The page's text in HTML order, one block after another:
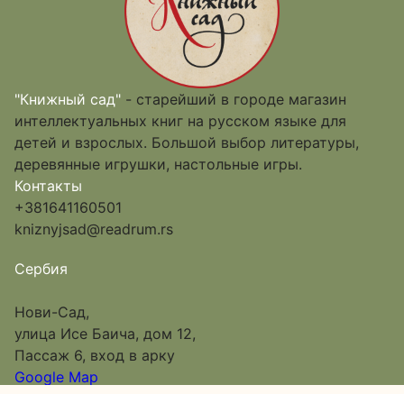
"Книжный сад" - старейший в городе магазин
интеллектуальных книг на русском языке для
детей и взрослых. Большой выбор литературы,
деревянные игрушки, настольные игры.
Контакты
+381641160501
kniznyjsad@readrum.rs
Сербия
Нови-Сад,
улица Исе Баича, дом 12,
Пассаж 6, вход в арку
Google Map